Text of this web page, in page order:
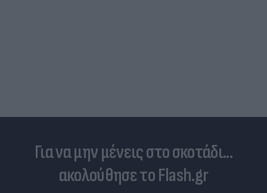
Για να μην μένεις στο σκοτάδι...
ακολούθησε το Flash.gr